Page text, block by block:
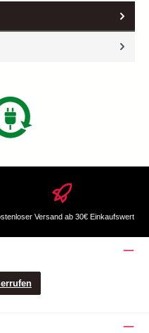
Versand ab 30€ Einkaufswert